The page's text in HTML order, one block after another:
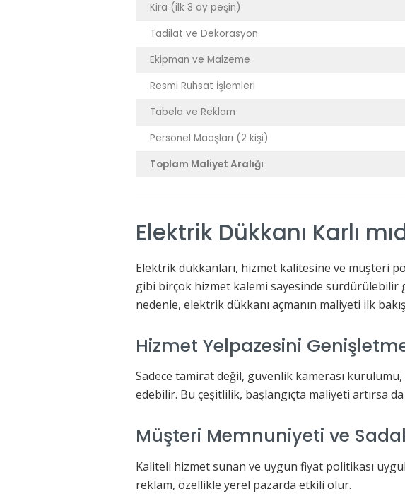
Kira (ilk 3 ay peşin)
Tadilat ve Dekorasyon
Ekipman ve Malzeme
Resmi Ruhsat İşlemleri
Tabela ve Reklam
Personel Maaşları (2 kişi)
Toplam Maliyet Aralığı
Elektrik Dükkanı Karlı
Elektrik dükkanları, hizmet kalitesine ve müşteri
gibi birçok hizmet kalemi sayesinde sürdürülebilir
nedenle, elektrik dükkanı açmanın maliyeti ilk
Hizmet Yelpazesini
Sadece tamirat değil, güvenlik kamerası
edebilir. Bu çeşitlilik, başlangıçta maliyeti artırsa
Müşteri Memnuniyeti ve
Kaliteli hizmet sunan ve uygun fiyat politikası
reklam, özellikle yerel pazarda etkili olur.